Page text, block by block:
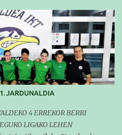
JARDUNALDIA
4 ERREKOR BERRI
LIGAKO LEHEN